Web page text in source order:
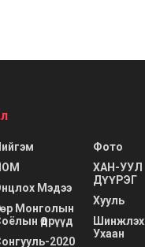
Мэдээ
Монголын
Өдрүүд
2020
Фото
ХАН-УУЛ
ДҮҮРЭГ
Хууль
Шинжлэх
Ухаан